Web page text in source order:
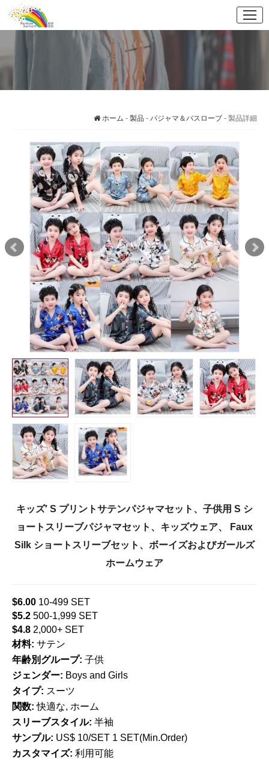
ホーム - 製品 - パジャマ＆バスローブ - 製品詳細
キッズ′ S プリントサテンパジャマセット、子供用 S シ
ョートスリーブパジャマセット、キッズウェア、 Faux
Silk ショートスリーブセット、ボーイズおよびガールズ
ホームウェア
$6.00 10-499 SET
$5.2 500-1,999 SET
$4.8 2,000+ SET
材料: サテン
年齢別グループ: 子供
ジェンダー: Boys and Girls
タイプ: スーツ
関数: 快適な, ホーム
スリーブスタイル: 半袖
サンプル: US$ 10/SET 1 SET(Min.Order)
カスタマイズ: 利用可能